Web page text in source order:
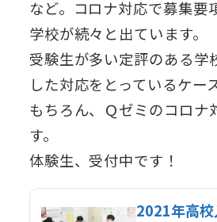
など。コロナ対応で募集要
学校が続々と出ています。
受験生が多い定評のある学
した対応をとっているケー
もちろん、Ｑゼミのコロナ
す。
体験生、受付中です！
2021年高